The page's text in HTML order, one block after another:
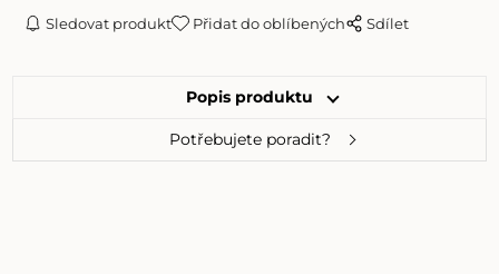
Sledovat produkt Přidat do oblíbených Sdílet
Popis produktu
Potřebujete poradit?